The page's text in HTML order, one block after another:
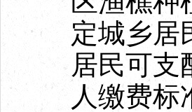
定城乡居
居民可支
人缴费